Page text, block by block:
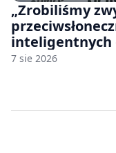
„Zrobiliśmy
inteligentnych
7 sie 2026